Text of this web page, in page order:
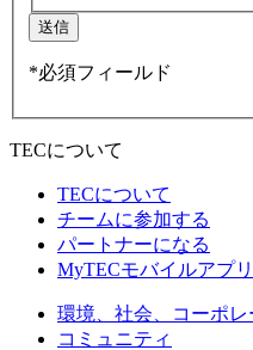
送信
*必須フィールド
TECについて
TECについて
チームに参加する
パートナーになる
MyTECモバイルアプリ
環境、社会、コーポ
コミュニティ